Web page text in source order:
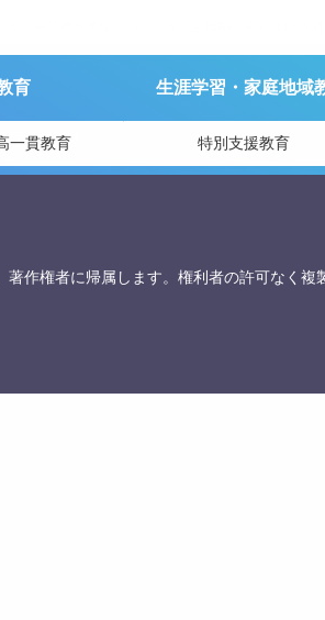
育 生涯学習・家庭地域
一貫教育 特別支援教育
校、中等教育学校、高等学校（全日制のみ）及び特
総務課
作権者に帰属します。権利者の許可なく複